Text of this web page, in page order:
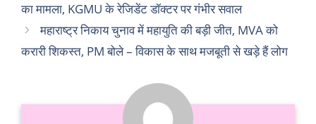
का मामला, KGMU के रेजिडेंट डॉक्टर पर गंभीर सवाल
महाराष्ट्र निकाय चुनाव में महायुति की बड़ी जीत, MVA को
करारी शिकस्त, PM बोले – विकास के साथ मजबूती से खड़े हैं लोग